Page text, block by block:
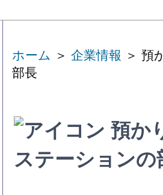
ホーム ＞ 企業情報 ＞ 預
部長
預か
ステーションの